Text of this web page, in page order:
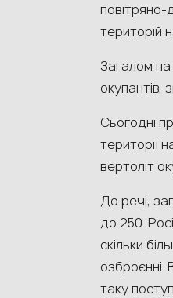
повітряно-
територій
Загалом на
окупантів,
Сьогодні
території
вертоліт
До речі,
до 250.
скільки
озброєнні.
таку